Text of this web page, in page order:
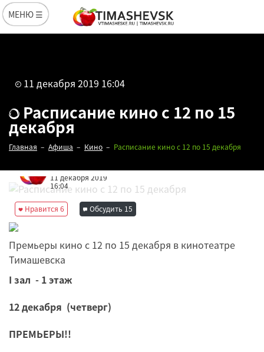
МЕНЮ ☰
11 декабря 2019 16:04
Расписание кино с 12 по 15
декабря
Главная Афиша Кино Расписание кино с 12 по 15 декабря
Редакция
11 декабря 2019
16:04
Нравится 6 Обсудить 15
Премьеры кино с 12 по 15 декабря в кинотеатре
Тимашевска
I зал - 1 этаж
12 декабря (четверг)
ПРЕМЬЕРЫ!!